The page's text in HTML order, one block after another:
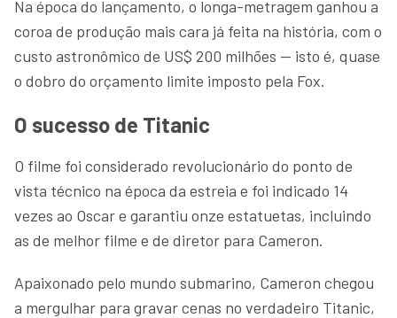
Na época do lançamento, o longa-metragem ganhou a
coroa de produção mais cara já feita na história, com o
custo astronômico de US$ 200 milhões — isto é, quase
o dobro do orçamento limite imposto pela Fox.
O sucesso de Titanic
O filme foi considerado revolucionário do ponto de
vista técnico na época da estreia e foi indicado 14
vezes ao Oscar e garantiu onze estatuetas, incluindo
as de melhor filme e de diretor para Cameron.
Apaixonado pelo mundo submarino, Cameron chegou
a mergulhar para gravar cenas no verdadeiro Titanic,